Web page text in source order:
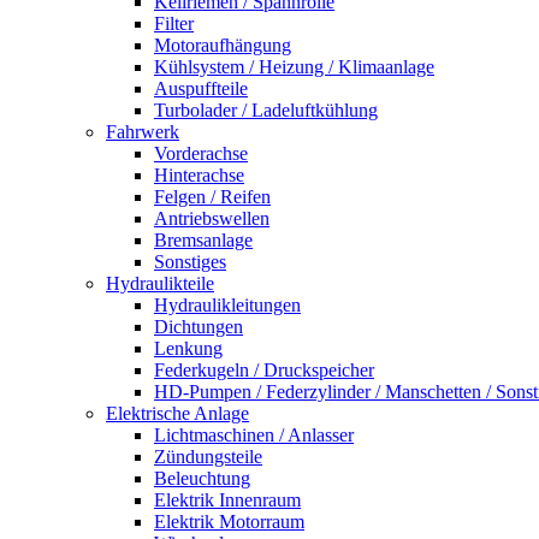
Filter
Motoraufhängung
Kühlsystem / Heizung / Klimaanlage
Auspuffteile
Turbolader / Ladeluftkühlung
Fahrwerk
Vorderachse
Hinterachse
Felgen / Reifen
Antriebswellen
Bremsanlage
Sonstiges
Hydraulikteile
Hydraulikleitungen
Dichtungen
Lenkung
Federkugeln / Druckspeicher
HD-Pumpen / Federzylinder / Manschetten /
Elektrische Anlage
Lichtmaschinen / Anlasser
Zündungsteile
Beleuchtung
Elektrik Innenraum
Elektrik Motorraum